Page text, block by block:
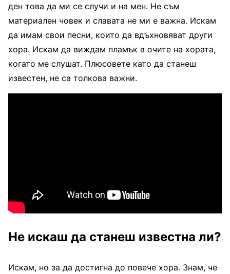
ден това да ми се случи и на мен. Не съм
материален човек и славата не ми е важна. Искам
да имам свои песни, които да вдъхновяват други
хора. Искам да виждам пламък в очите на хората,
когато ме слушат. Плюсовете като да станеш
известен, не са толкова важни.
Не искаш да станеш известна ли?
Искам, но за да достигна до повече хора. Знам, че